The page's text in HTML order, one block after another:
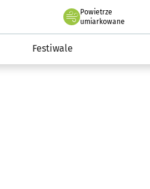
Powietrze
we Wrocławiu
umiarkowane
Festiwale